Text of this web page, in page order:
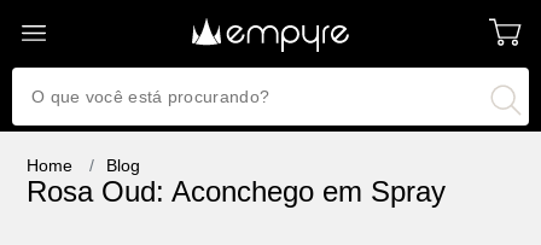
Home Blog
Rosa Oud: Aconchego em Spray